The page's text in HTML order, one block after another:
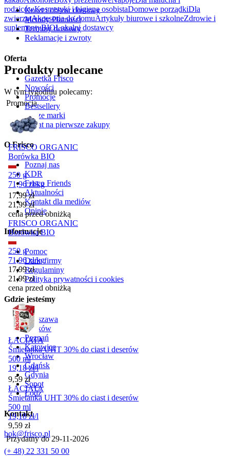
rodzicówKosmetyki i higiena osobistaDomowe porządkiDla
zwierzątAkcesoria do domuArtykuły biurowe i szkolneZdrowie i
suplementyBIOLokalni dostawcy
Produkty polecane
W tym tygodniu polecamy:
Promocja
FRISCO ORGANIC
Borówka BIO
250 g
71,96 zł/kg
Cena promocyjna
17,99 zł
21,99 zł
cena przed obniżką
FRISCO ORGANIC
Borówka BIO
250 g
71,96 zł/kg
Cena promocyjna
17,99 zł
21,99 zł
cena przed obniżką
ŁACIATA
Śmietanka UHT 30% do ciast i deserów
500 ml
19,18 zł/l
Cena
9,59 zł
ŁACIATA
Śmietanka UHT 30% do ciast i deserów
500 ml
19,18 zł/l
Cena
9,59 zł
Przydatny do29-11-2026
Koszt i obszar dostawy
Metody Płatności
Terminy dostawy
Reklamacje i zwroty
Oferta
Gazetka Frisco
Nowości
Promocje
Bestsellery
Nasze marki
Rabat na pierwsze zakupy
O Frisco
Poznaj nas
KDR
Frisco Friends
Aktualności
Kontakt dla mediów
Opinie
Informacje
Pomoc
Dane firmy
Regulaminy
Polityka prywatności i cookies
Gdzie jesteśmy
Warszawa
Kraków
Poznań
Katowice
Wrocław
Gdańsk
Gdynia
Sopot
Łódź
Kontakt
bok@frisco.pl
(+ 48) 22 331 50 00